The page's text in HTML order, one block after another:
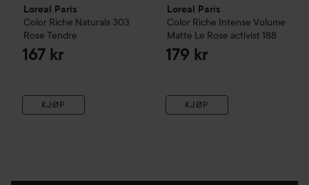
Loreal Paris
Color Riche Naturals 303
Rose Tendre
167 kr
KJØP
Loreal Paris
Color Riche Intense Volume
Matte Le Rose activist 188
179 kr
KJØP